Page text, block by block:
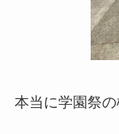
本当に学園祭の